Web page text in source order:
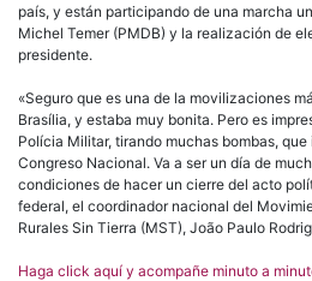
país, y están participando de una marcha
Michel Temer (PMDB) y la realización de
presidente.
«Seguro que es una de la movilizaciones
Brasília, y estaba muy bonita. Pero es
Polícia Militar, tirando muchas bombas,
Congreso Nacional. Va a ser un día de
condiciones de hacer un cierre del acto
federal, el coordinador nacional del
Rurales Sin Tierra (MST), João Paulo
Haga click aquí y acompañe minuto a